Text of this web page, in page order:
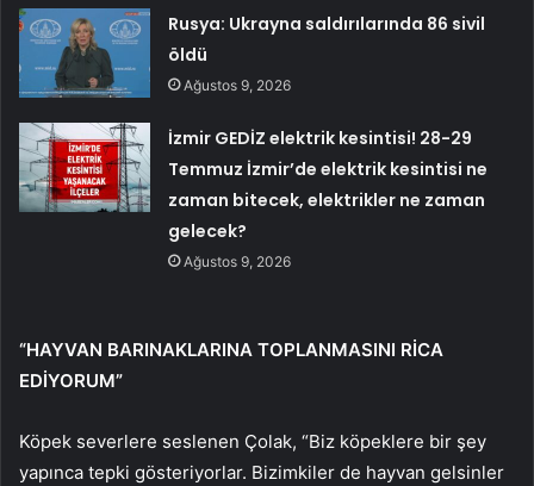
Rusya: Ukrayna saldırılarında 86 sivil
öldü
Ağustos 9, 2026
İzmir GEDİZ elektrik kesintisi! 28-29
Temmuz İzmir’de elektrik kesintisi ne
zaman bitecek, elektrikler ne zaman
gelecek?
Ağustos 9, 2026
“HAYVAN BARINAKLARINA TOPLANMASINI RİCA
EDİYORUM”
Köpek severlere seslenen Çolak, “Biz köpeklere bir şey
yapınca tepki gösteriyorlar. Bizimkiler de hayvan gelsinler